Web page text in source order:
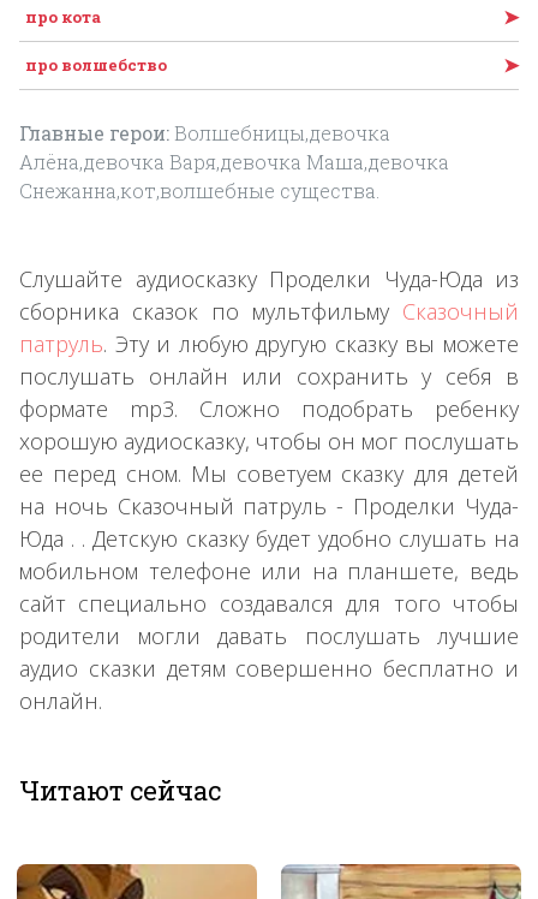
про кота ➤
про волшебство ➤
Главные герои: Волшебницы,девочка
Алёна,девочка Варя,девочка Маша,девочка
Снежанна,кот,волшебные существа.
Слушайте аудиосказку Проделки Чуда-Юда из
сборника сказок по мультфильму Сказочный
патруль. Эту и любую другую сказку вы можете
послушать онлайн или сохранить у себя в
формате mp3. Сложно подобрать ребенку
хорошую аудиосказку, чтобы он мог послушать
ее перед сном. Мы советуем сказку для детей
на ночь Сказочный патруль - Проделки Чуда-
Юда . . Детскую сказку будет удобно слушать на
мобильном телефоне или на планшете, ведь
сайт специально создавался для того чтобы
родители могли давать послушать лучшие
аудио сказки детям совершенно бесплатно и
онлайн.
Читают сейчас